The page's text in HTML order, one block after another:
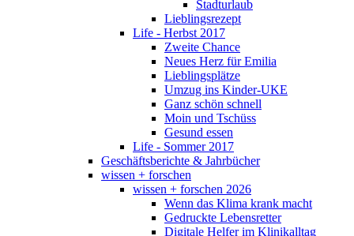
Stadturlaub
Lieblingsrezept
Life - Herbst 2017
Zweite Chance
Neues Herz für Emilia
Lieblingsplätze
Umzug ins Kinder-UKE
Ganz schön schnell
Moin und Tschüss
Gesund essen
Life - Sommer 2017
Geschäftsberichte & Jahrbücher
wissen + forschen
wissen + forschen 2026
Wenn das Klima krank macht
Gedruckte Lebensretter
Digitale Helfer im Klinikalltag